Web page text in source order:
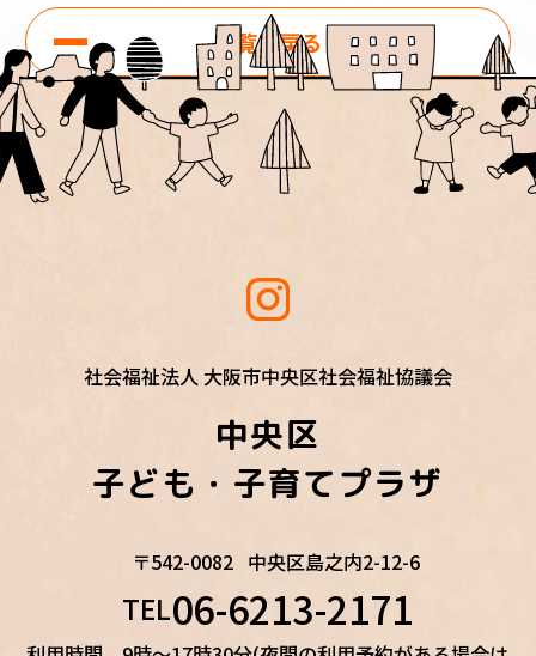
一覧に戻る
社会福祉法人 大阪市中央区社会福祉協議会
中央区
子ども・子育てプラザ
〒542-0082 中央区島之内2-12-6
TEL06-6213-2171